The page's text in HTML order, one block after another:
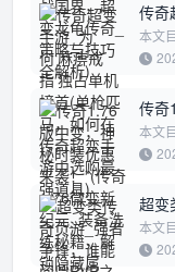
传奇
(单
道具)
本文
榜首2
具3
传奇
1.76
性！)
本文
袭！
藏属
超变
巅(
中迅
本文
PVP
中迅